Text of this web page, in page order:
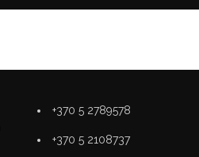
+370 5 2789578
+370 5 2108737